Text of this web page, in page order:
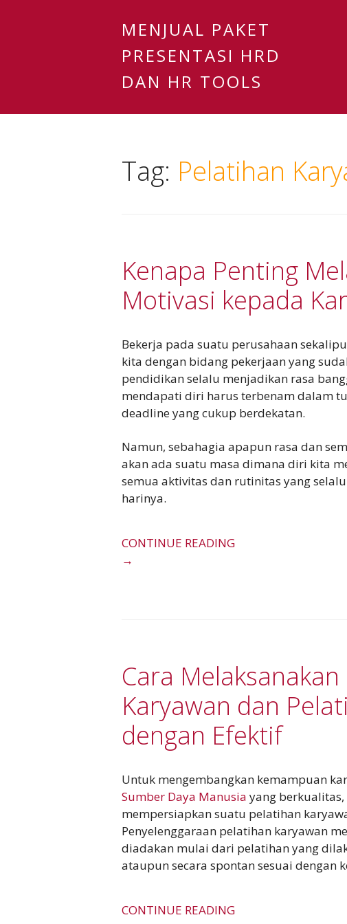
MENJUAL PAKET
PRESENTASI HRD
DAN HR TOOLS
Tag: Pelatihan
Kenapa Penting
Motivasi kepada
Bekerja pada suatu perusahaan
kita dengan bidang pekerjaan yang
pendidikan selalu menjadikan rasa
mendapati diri harus terbenam dalam
deadline yang cukup berdekatan.
Namun, sebahagia apapun rasa dan
akan ada suatu masa dimana diri kita
semua aktivitas dan rutinitas yang
harinya.
CONTINUE READING
→
Cara
Karyawan dan
dengan Efektif
Untuk mengembangkan kemampuan
Sumber Daya Manusia yang
mempersiapkan suatu pelatihan
Penyelenggaraan pelatihan karyawan
diadakan mulai dari pelatihan yang
ataupun secara spontan sesuai dengan
CONTINUE READING